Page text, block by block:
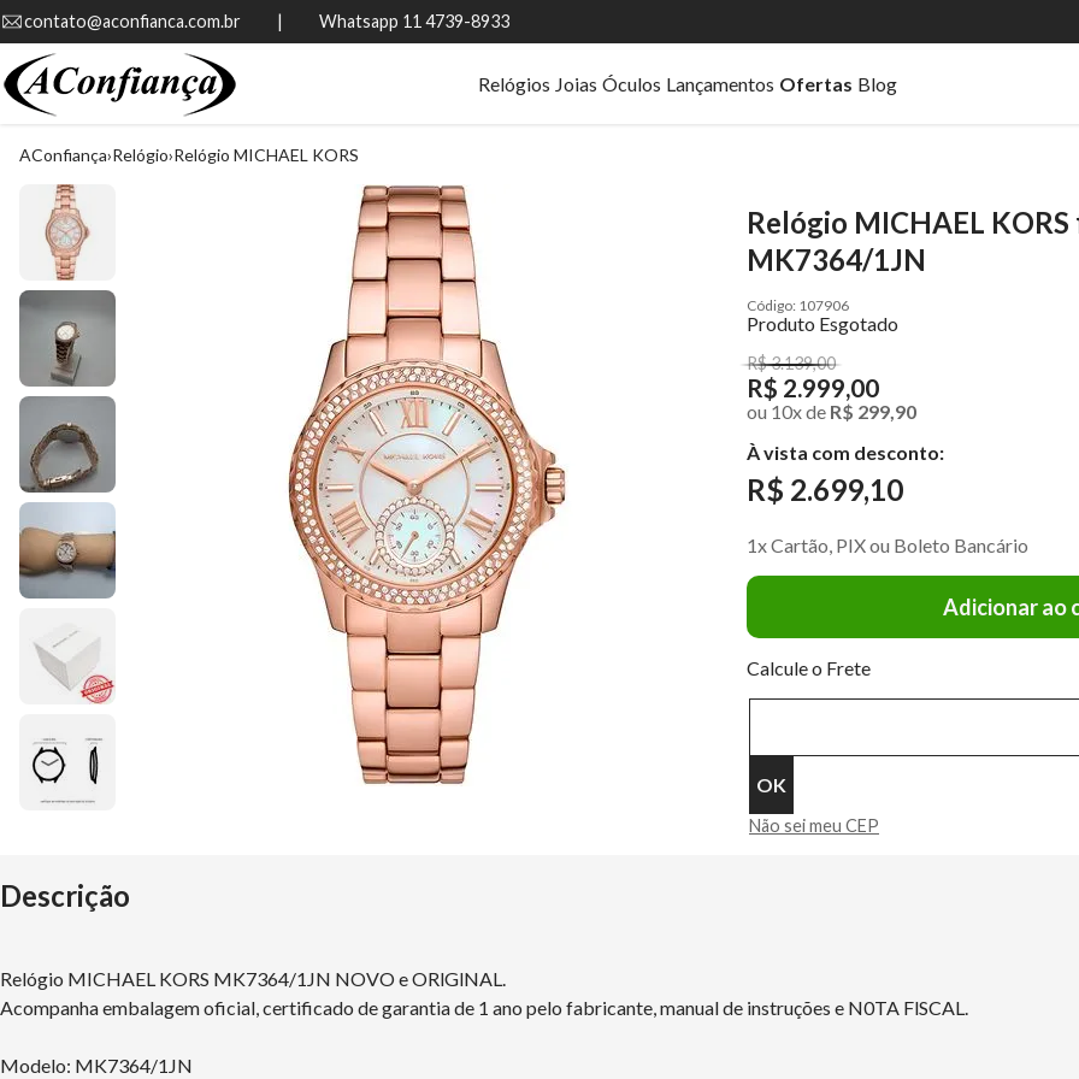
contato@aconfianca.com.br          |          Whatsapp 11 4739-8933
Relógios Joias Óculos Lançamentos Ofertas Blog
AConfiança Relógio Relógio MICHAEL KORS
Relógio MICHAEL
MK7364/1JN
107906
Produto Esgotado
R$ 3.139,00
R$ 2.999,00
ou 10xde R$ 299,90
À vista com desconto:
R$ 2.699,10
1x Cartão, PIX ou Boleto Bancário
Adicionar ao
Calcule o Frete
Não sei meu CEP
Descrição
Relógio MICHAEL KORS MK7364/1JN NOVO e ORlGlNAL.
Acompanha embalagem oficial, certificado de garantia de 1 ano pelo fabricante, manual de instruções e N0TA FlSCAL.
Modelo: MK7364/1JN